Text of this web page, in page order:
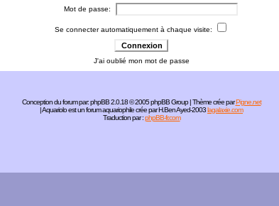
Mot de passe:
Se connecter automatiquement à chaque visite:
J'ai oublié mon mot de passe
Conception du forum par:phpBB2.0.18 © 2005 phpBB Group | Thème crée parPigne.net
| Aquariolo est un forum aquariophile crée par H.Ben Ayed-2003lagalaxie.com
Traduction par :phpBB-fr.com